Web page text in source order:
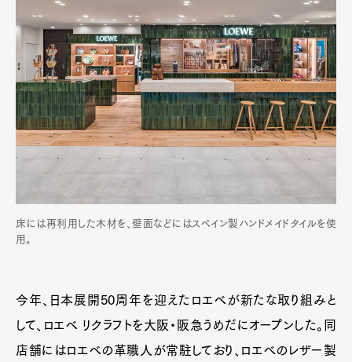
床には再利用した木材を、壁面などにはスペイン製ハンドメイドタイルを使
用。
今年、日本展開50周年を迎えたロエベが新たな取り組みと
して、ロエベ リクラフトを大阪・阪急うめだにオープンした。同
店舗にはロエベの革職人が常駐しており、ロエベのレザー製